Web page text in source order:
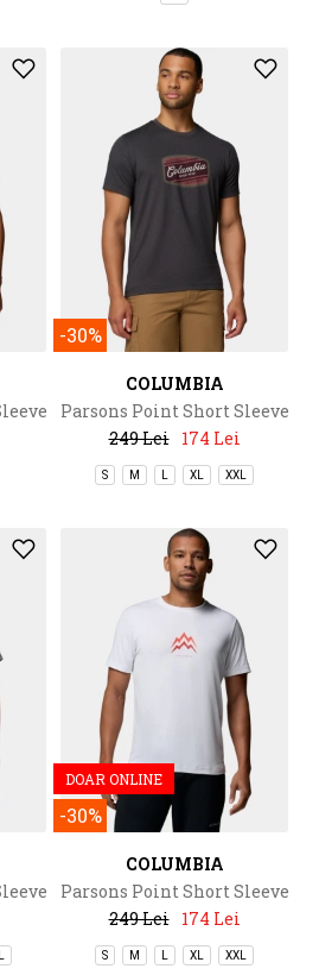
-30%
COLUMBIA
Parsons Point Short Sleeve
Graphic Tee
249 Lei 174 Lei
S M XL XXL
DOAR ONLINE
-30%
COLUMBIA
Parsons Point Short Sleeve
Graphic Tee
249 Lei 174 Lei
S M XL XXL